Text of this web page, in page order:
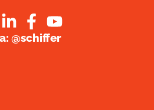
@schiffer